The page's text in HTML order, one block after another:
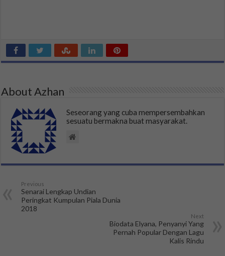
About Azhan
Seseorang yang cuba mempersembahkan
sesuatu bermakna buat masyarakat.
Previous
Senarai Lengkap Undian
Peringkat Kumpulan Piala Dunia
2018
Next
Biodata Elyana, Penyanyi Yang
Pernah Popular Dengan Lagu
Kalis Rindu